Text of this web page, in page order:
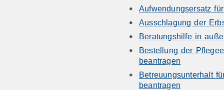
Aufwendungsersatz
Ausschlagung der
Beratungshilfe in
Bestellung der
beantragen
Betreuungsunterhalt
beantragen